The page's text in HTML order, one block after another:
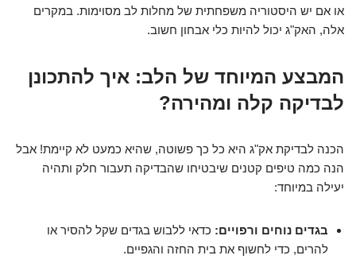
או אם יש היסטוריה משפחתית של מחלות לב מסוימות. במקרים
אלה, האק"ג יכול להיות כלי אבחון חשוב.
המבצע המיוחד של הלב: איך להתכונן
לבדיקה קלה ומהירה?
הכנה לבדיקת אק"ג היא כל כך פשוטה, שהיא כמעט לא קיימת! אבל
הנה כמה טיפים קטנים שיבטיחו שהבדיקה תעבור חלק ותהיה
יעילה במיוחד:
בגדים נוחים ורפויים: כדאי ללבוש בגדים שקל להסיר או
להרים, כדי לחשוף את בית החזה והגפיים.